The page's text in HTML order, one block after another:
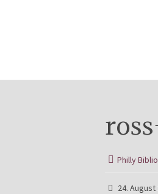
Philly Biblio
24. August